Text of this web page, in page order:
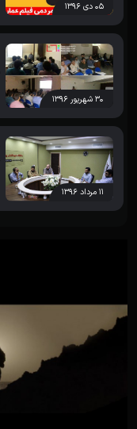
۰۵ دی ۱۳۹۶
۳۰ شهریور ۱۳۹۶
۱۱ مرداد ۱۳۹۶